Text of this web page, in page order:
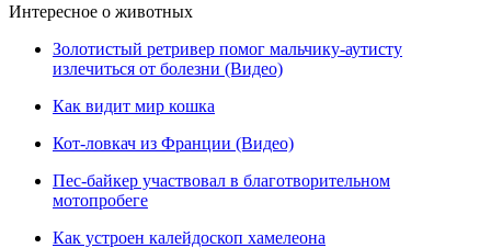
Интересное о животных
Золотистый ретривер помог мальчику-аутисту
излечиться от болезни (Видео)
Как видит мир кошка
Кот-ловкач из Франции (Видео)
Пес-байкер участвовал в благотворительном
мотопробеге
Как устроен калейдоскоп хамелеона